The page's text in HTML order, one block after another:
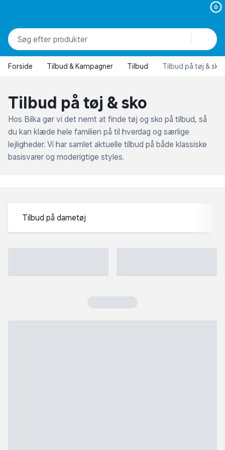
0
produkter
Forside Tilbud & Kampagner Tilbud Tilbud på tøj & sko
Tilbud på tøj & sko
Hos Bilka gør vi det nemt at finde tøj og sko på tilbud, så
du kan klæde hele familien på til hverdag og særlige
lejligheder. Vi har samlet aktuelle tilbud på både klassiske
basisvarer og moderigtige styles.
Tilbud på dametøj